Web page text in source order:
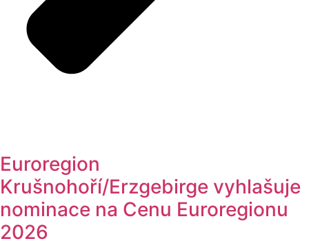
Euroregion
Krušnohoří/Erzgebirge vyhlašuje
nominace na Cenu Euroregionu
2026